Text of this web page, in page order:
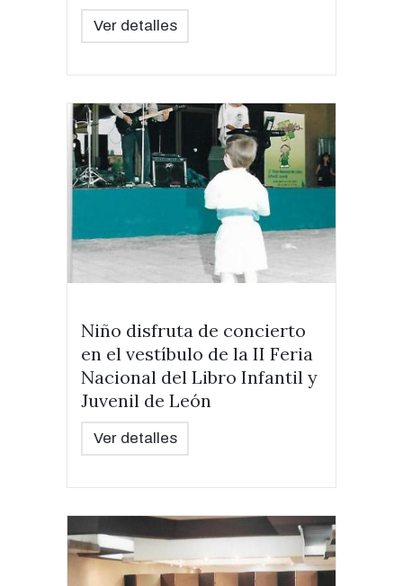
Ver detalles
Niño disfruta de concierto
en el vestíbulo de la II Feria
Nacional del Libro Infantil y
Juvenil de León
Ver detalles